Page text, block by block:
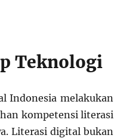
Teknologi
Indonesia melakukan
kompetensi literasi
Literasi digital bukan